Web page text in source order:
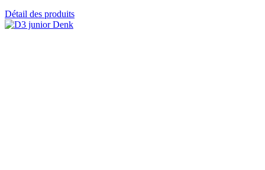
Détail des produits